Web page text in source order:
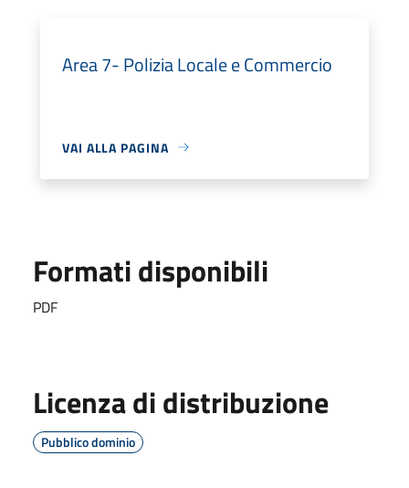
Area 7- Polizia Locale e Commercio
VAI ALLA PAGINA
Formati disponibili
PDF
Licenza di distribuzione
Pubblico dominio